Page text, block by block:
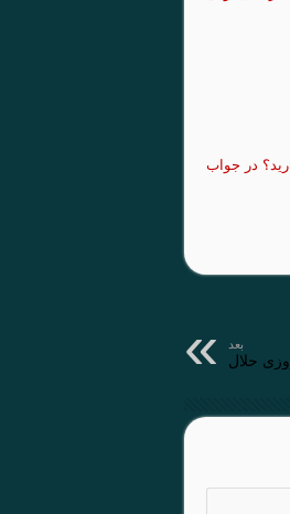
؟ در جواب
بعد
حلال